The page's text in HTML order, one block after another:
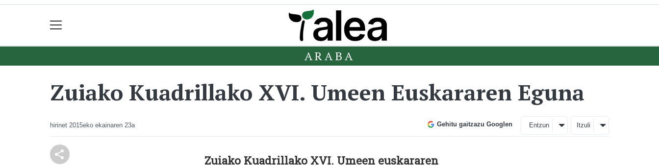
ARABA
Zuiako Kuadrillako XVI. Umeen Euskararen Eguna
hirinet 2015eko ekainaren 23a Gehitu gaitzazu Googlen Entzun Itzuli
Zuiako Kuadrillako XVI. Umeen euskararen